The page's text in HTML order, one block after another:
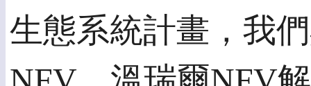
生態系統計畫，我